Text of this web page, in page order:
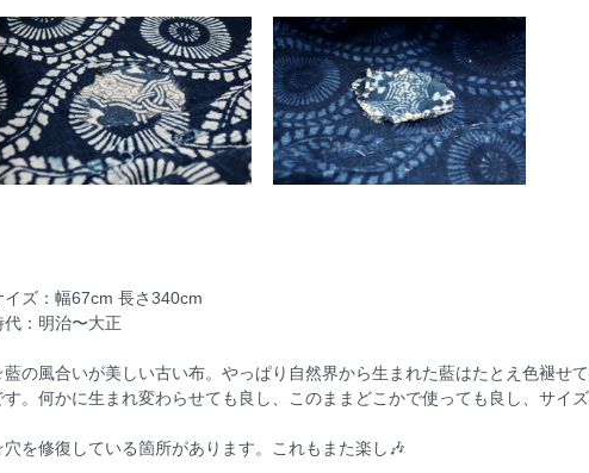
イズ：幅67cm 長さ340cm
代：明治〜大正
の風合いが美しい古い布。やっぱり自然界から生まれた藍はたとえ色褪せ
す。何かに生まれ変わらせても良し、このままどこかで使っても良し、サイ
を修復している箇所があります。これもまた楽し🎶